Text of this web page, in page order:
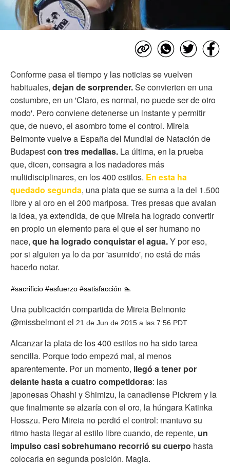
Conforme pasa el tiempo y las noticias se vuelven
habituales, dejan de sorprender.Se convierten en una
costumbre, en un 'Claro, es normal, no puede ser de otro
modo'. Pero conviene detenerse un instante y permitir
que, de nuevo, el asombro tome el control. Mireia
Belmonte vuelve a España del Mundial de Natación de
Budapestcon tres medallas. La última, en la prueba
que, dicen, consagra a los nadadores más
multidisciplinares, en los 400 estilos. En esta ha
quedado segunda, una plata que se suma a la del 1.500
libre y al oro en el 200 mariposa. Tres presas que avalan
la idea, ya extendida, de que Mireia ha logrado convertir
en propio un elemento para el que el ser humano no
nace, que ha logrado conquistar el agua.Y por eso,
por si alguien ya lo da por 'asumido', no está de más
hacerlo notar.
#sacrificio #esfuerzo #satisfacción 🏊
Una publicación compartida de Mireia Belmonte
@missbelmont el 21 de Jun de 2015 a las 7:56 PDT
Alcanzar la plata de los 400 estilos no ha sido tarea
sencilla. Porque todo empezó mal, al menos
aparentemente. Por un momento, llegó a tener por
delante hasta a cuatro competidoras: las
japonesas Ohashi y Shimizu, la canadiense Pickrem y la
que finalmente se alzaría con el oro, la húngara Katinka
Hosszu. Pero Mireia no perdió el control: mantuvo su
ritmo hasta llegar al estilo libre cuando, de repente, un
impulso casi sobrehumano recorrió su cuerpo hasta
colocarla en segunda posición. Magia.